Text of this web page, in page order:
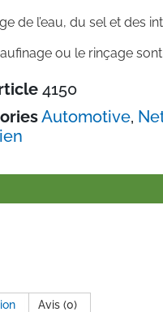
de l’eau, du sel et des
ou le rinçage
4150
Automotive,
Avis (0)